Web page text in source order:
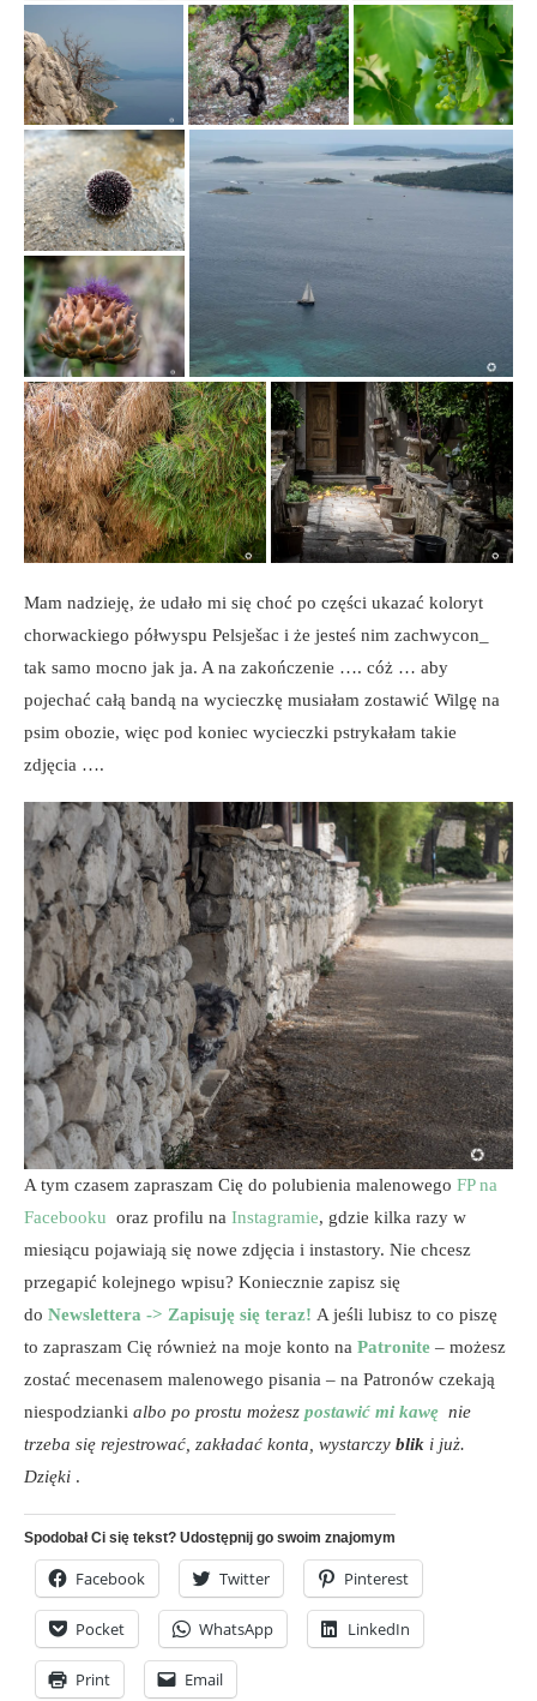
Mam nadzieję, że udało mi się choć po części ukazać koloryt
chorwackiego półwyspu Pelsješac i że jesteś nim zachwycon_
tak samo mocno jak ja. A na zakończenie …. cóż … aby
pojechać całą bandą na wycieczkę musiałam zostawić Wilgę na
psim obozie, więc pod koniec wycieczki pstrykałam takie
zdjęcia ….
A tym czasem zapraszam Cię do polubienia malenowego FP na
Facebooku oraz profilu na Instagramie, gdzie kilka razy w
miesiącu pojawiają się nowe zdjęcia i instastory. Nie chcesz
przegapić kolejnego wpisu? Koniecznie zapisz się
do Newslettera -> Zapisuję się teraz! A jeśli lubisz to co piszę
to zapraszam Cię również na moje konto na Patronite – możesz
zostać mecenasem malenowego pisania – na Patronów czekają
niespodzianki albo po prostu możesz postawić mi kawę nie
trzeba się rejestrować, zakładać konta, wystarczy blik i już.
Dzięki .
Spodobał Ci się tekst? Udostępnij go swoim znajomym
Facebook Twitter Pinterest
Pocket WhatsApp LinkedIn
Print Email